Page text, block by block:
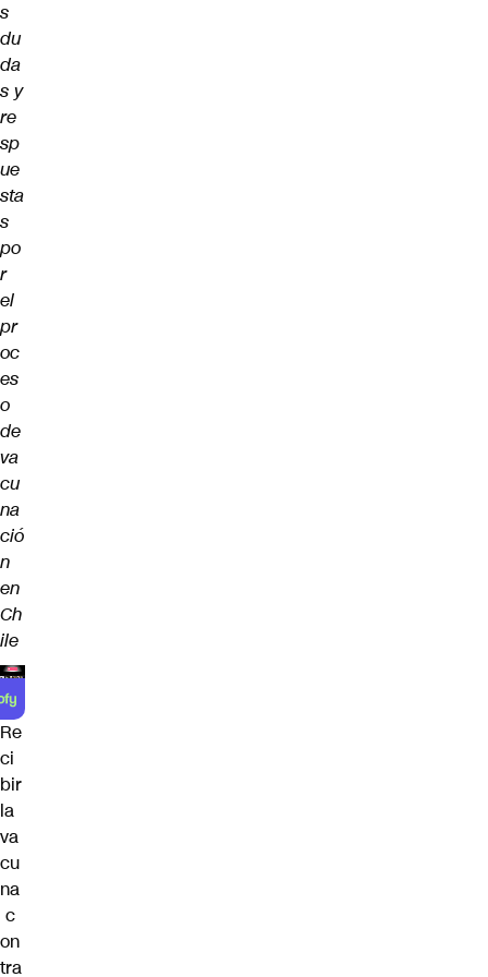
s
du
da
s y
re
sp
ue
sta
s
po
r
el
pr
oc
es
o
de
va
cu
na
ció
n
en
Ch
ile
Re
ci
bir
la
va
cu
na
c
on
tra